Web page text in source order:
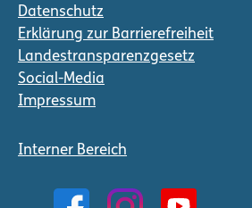
Datenschutz
Erklärung zur Barrierefreiheit
Landestransparenzgesetz
Social-Media
Impressum
Interner Bereich